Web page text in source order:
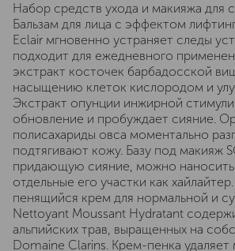
Набор средств ухода и макияжа для
Бальзам для лица с эффектом
Eclair мгновенно устраняет следы
подходит для ежедневного
экстракт косточек барбадосской
насыщению клеток кислородом и
Экстракт опунции инжирной
обновление и пробуждает сияние.
полисахариды овса моментально
подтягивают кожу. Базу под макияж
придающую сияние, можно наносить
отдельные его участки как
пенящийся крем для нормальной и
Nettoyant Moussant Hydratant
альпийских трав, выращенных на
Domaine Clarins. Крем-пенка